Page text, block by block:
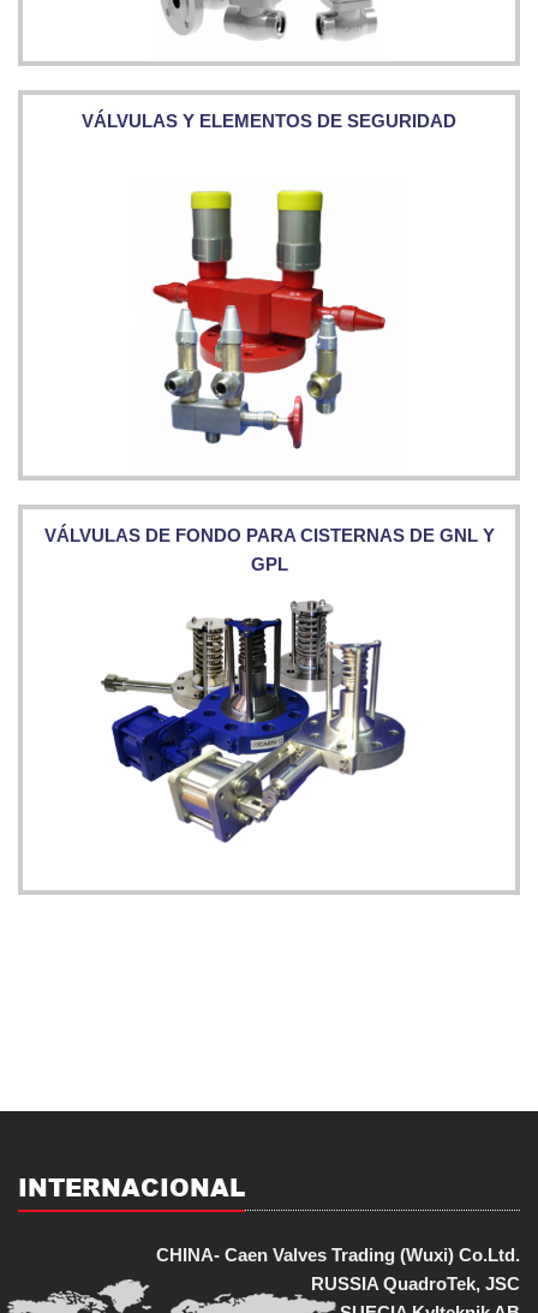
VÁLVULAS Y ELEMENTOS DE SEGURIDAD
VÁLVULAS DE FONDO PARA CISTERNAS DE GNL Y
GPL
INTERNACIONAL
CHINA- Caen Valves Trading (Wuxi) Co.Ltd.
RUSSIA QuadroTek, JSC